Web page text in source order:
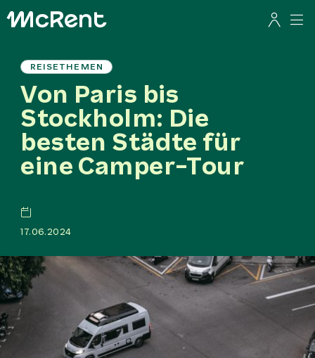
REISETHEMEN
Von Paris bis
Stockholm: Die
besten Städte für
eine Camper-Tour
17.06.2024